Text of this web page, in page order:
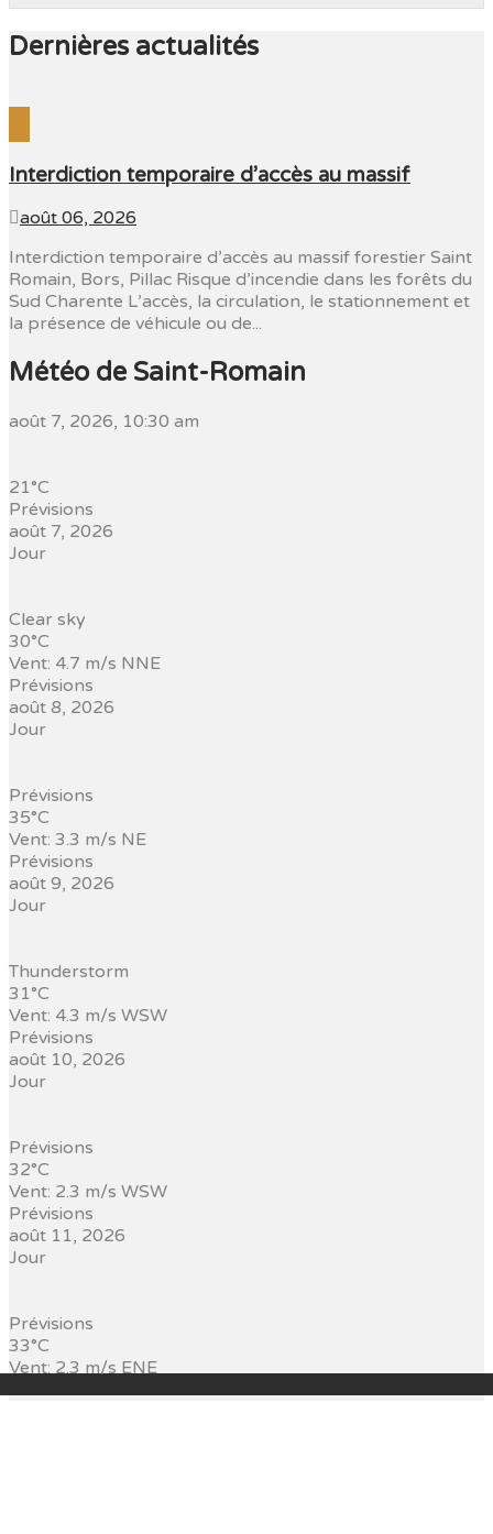
Dernières actualités
Interdiction temporaire d’accès au massif
août 06, 2026
Interdiction temporaire d’accès au massif forestier Saint
Romain, Bors, Pillac Risque d’incendie dans les forêts du
Sud Charente L’accès, la circulation, le stationnement et
la présence de véhicule ou de...
Météo de Saint-Romain
août 7, 2026, 10:30 am
21°C
Prévisions
août 7, 2026
Jour
Clear sky
30°C
Vent: 4.7 m/s NNE
Prévisions
août 8, 2026
Jour
Prévisions
35°C
Vent: 3.3 m/s NE
Prévisions
août 9, 2026
Jour
Thunderstorm
31°C
Vent: 4.3 m/s WSW
Prévisions
août 10, 2026
Jour
Prévisions
32°C
Vent: 2.3 m/s WSW
Prévisions
août 11, 2026
Jour
Prévisions
33°C
Vent: 2.3 m/s ENE